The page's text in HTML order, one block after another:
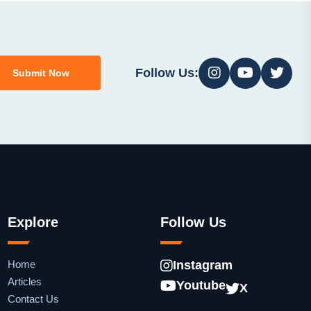
Submit Now Follow Us:
Explore
Home
Articles
Contact Us
Follow Us
Instagram
Youtube
X